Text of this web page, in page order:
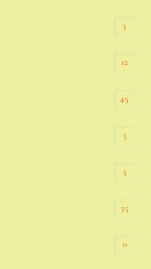
3
12
45
5
5
35
0